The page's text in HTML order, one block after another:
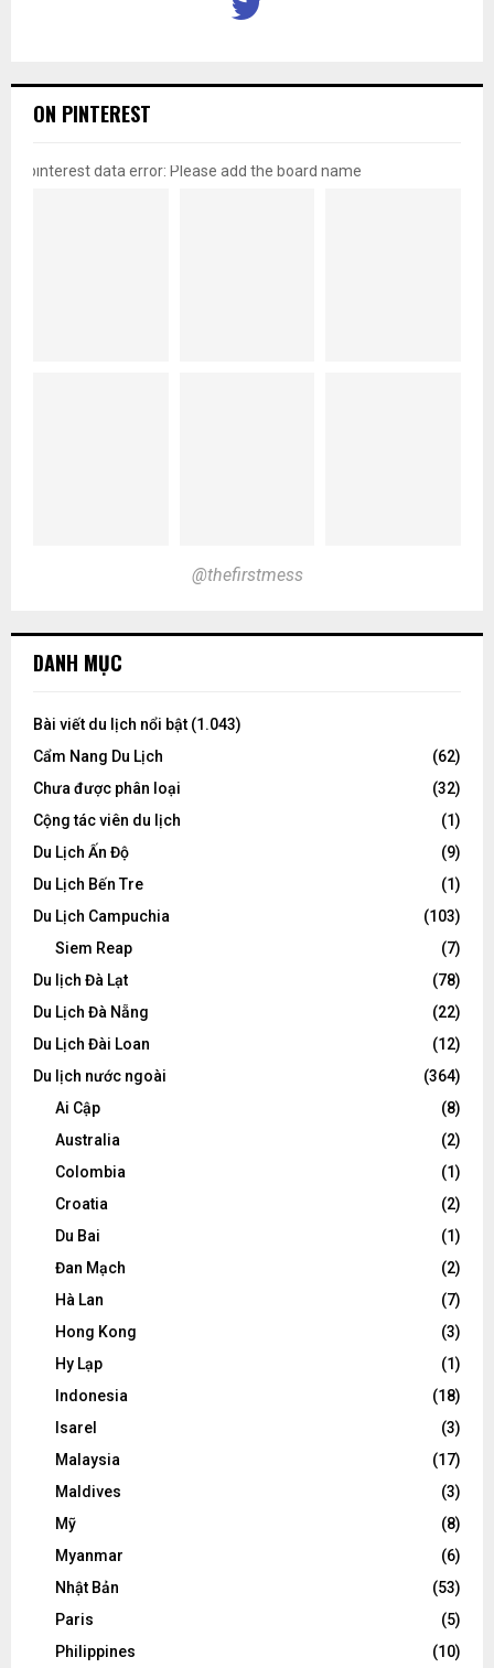
ON PINTEREST
pinterest data error: Please add the board name
@thefirstmess
DANH MỤC
Bài viết du lịch nổi bật (1.043)
Cẩm Nang Du Lịch
(62)
Chưa được phân loại
(32)
Cộng tác viên du lịch
(1)
Du Lịch Ấn Độ
(9)
Du Lịch Bến Tre
(1)
Du Lịch Campuchia
(103)
Siem Reap
(7)
Du lịch Đà Lạt
(78)
Du Lịch Đà Nẵng
(22)
Du Lịch Đài Loan
(12)
Du lịch nước ngoài
(364)
Ai Cập
(8)
Australia
(2)
Colombia
(1)
Croatia
(2)
Du Bai
(1)
Đan Mạch
(2)
Hà Lan
(7)
Hong Kong
(3)
Hy Lạp
(1)
Indonesia
(18)
Isarel
(3)
Malaysia
(17)
Maldives
(3)
Mỹ
(8)
Myanmar
(6)
Nhật Bản
(53)
Paris
(5)
Philippines
(10)